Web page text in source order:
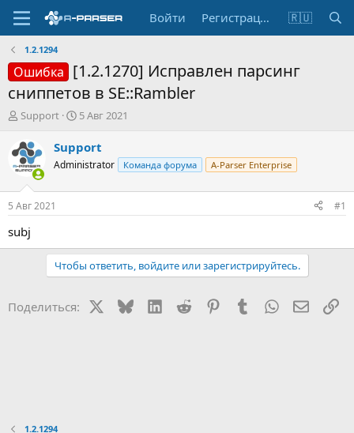
Войти Регистрация 🇷🇺
1.2.1294
Ошибка [1.2.1270] Исправлен парсинг
сниппетов в SE::Rambler
А
т
о
р
т
м
ы
Support
Д
т
а
н
а
5 Авг 2021
Support
Administrator Команда форума A-Parser Enterprise
5 Авг 2021 #1
subj
Чтобы ответить, войдите или зарегистрируйтесь.
Поделиться: BlueskyLinkedIn
Reddit PinterestTumblr WhatsApp
1.2.1294